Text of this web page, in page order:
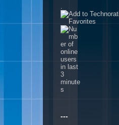
.
---